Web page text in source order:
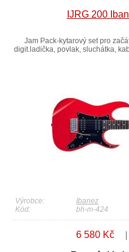
IJRG 200
Jam Pack-kytarový set pro
digit.ladička, povlak, sluchátka,
Výrobce:
Ibanez
Kód:
bh-m-424
6 580 Kč